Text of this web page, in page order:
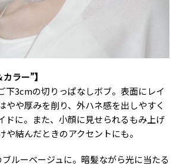
ラー”】
下3cmの切りっぱなしボブ。表面にレイ
やや厚みを削り、外ハネ感を出しやすく
ドに。また、小顔に見せられるもみ上げ
や結んだときのアクセントにも。
ルーベージュに。暗髪ながら光に当たる